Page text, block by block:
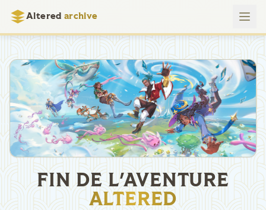
Altered archive
FIN DE L'AVENTURE
ALTERED